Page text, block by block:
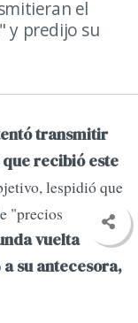
el
y predijo su
transmitir
recibió este
lespidió que
"precios
vuelta
su antecesora,